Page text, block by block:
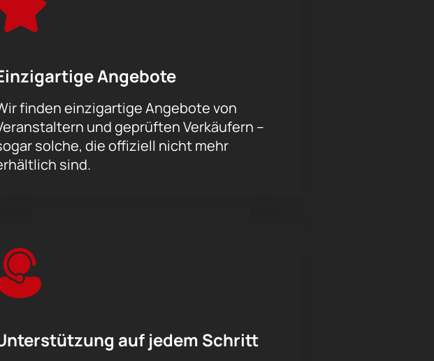
Angebote
finden einzigartige Angebote von
und geprüften Verkäufern –
solche, die offiziell nicht mehr
sind.
auf jedem Schritt